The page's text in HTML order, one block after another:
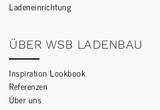
Ladeneinrichtung
ÜBER WSB LADENBAU
Inspiration Lookbook
Referenzen
Über uns